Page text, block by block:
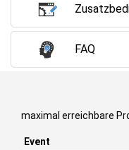
FAQ
maximal erreichbare
Event